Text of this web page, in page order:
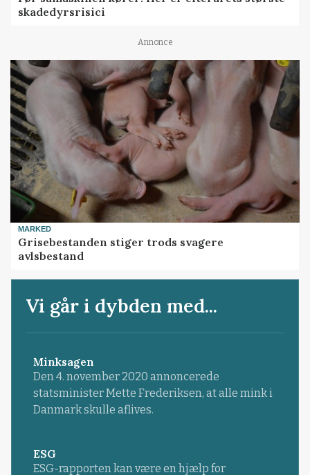
skadedyrsrisici
Annonce
MARKED
Grisebestanden stiger trods svagere
avlsbestand
Vi går i dybden med...
Minksagen
Den 4. november 2020 annoncerede
statsminister Mette Frederiksen, at alle mink i
Danmark skulle aflives.
ESG
ESG-rapporten kan være en hjælp for